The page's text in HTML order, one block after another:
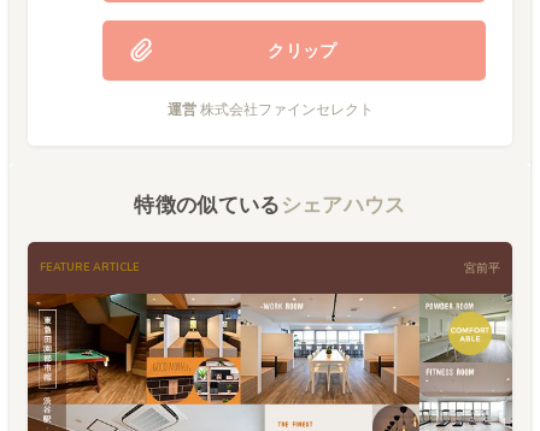
クリップ
運営 株式会社ファインセレクト
特徴の似ている シェアハウス
FEATURE ARTICLE 宮前平